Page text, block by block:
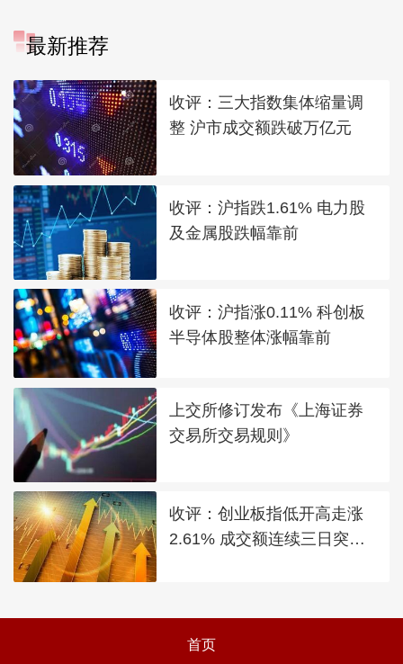
最新推荐
收评：三大指数集体缩量调
整 沪市成交额跌破万亿元
收评：沪指跌1.61% 电力股
及金属股跌幅靠前
收评：沪指涨0.11% 科创板
半导体股整体涨幅靠前
上交所修订发布《上海证券
交易所交易规则》
收评：创业板指低开高走涨
2.61% 成交额连续三日突破2
首页